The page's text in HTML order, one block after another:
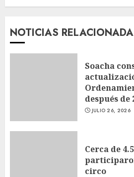
NOTICIAS
Soacha
después de
JULIO 26, 2026
Cerca de
circo